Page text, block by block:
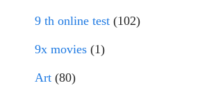
9 th online test (102)
9x movies (1)
Art (80)